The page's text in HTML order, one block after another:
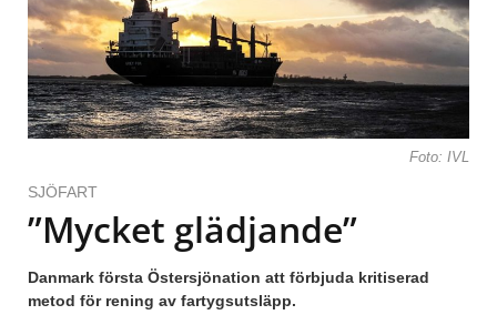
Foto: IVL
SJÖFART
”Mycket glädjande”
Danmark första Östersjönation att förbjuda kritiserad
metod för rening av fartygsutsläpp.